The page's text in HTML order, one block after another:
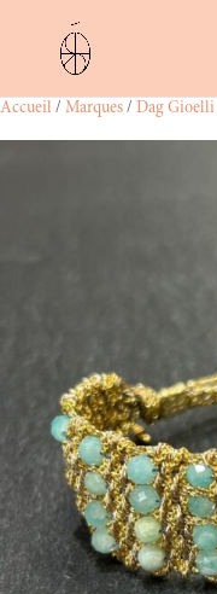
Accueil / Marques / Dag Gioelli